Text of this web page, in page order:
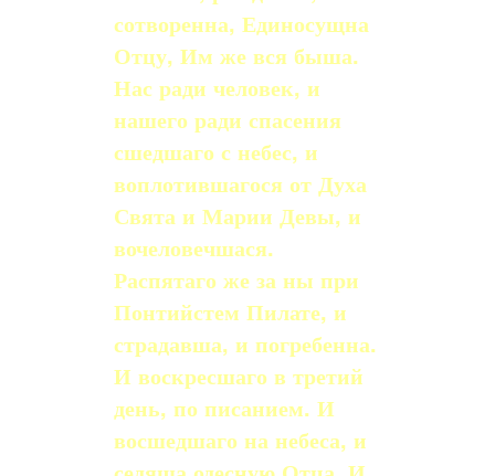
сотворенна, Единосущна
Отцу, Им же вся быша.
Нас ради человек, и
нашего ради спасения
сшедшаго с небес, и
воплотившагося от Духа
Свята и Марии Девы, и
вочеловечшася.
Распятаго же за ны при
Понтийстем Пилате, и
страдавша, и погребенна.
И воскресшаго в третий
день, по писанием. И
восшедшаго на небеса, и